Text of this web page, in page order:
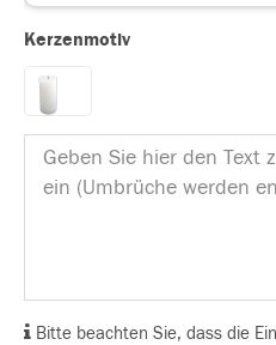
Kerzenmotiv
Bitte beachten Sie, dass die